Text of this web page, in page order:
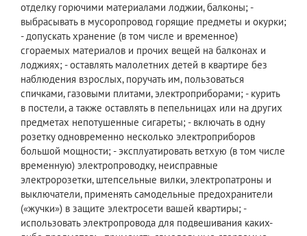
отделку горючими материалами лоджии, балконы; -
выбрасывать в мусоропровод горящие предметы и окурки;
- допускать хранение (в том числе и временное)
сгораемых материалов и прочих вещей на балконах и
лоджиях; - оставлять малолетних детей в квартире без
наблюдения взрослых, поручать им, пользоваться
спичками, газовыми плитами, электроприборами; - курить
в постели, а также оставлять в пепельницах или на других
предметах непотушенные сигареты; - включать в одну
розетку одновременно несколько электроприборов
большой мощности; - эксплуатировать ветхую (в том числе
временную) электропроводку, неисправные
электророзетки, штепсельные вилки, электропатроны и
выключатели, применять самодельные предохранители
(«жучки») в защите электросети вашей квартиры; -
использовать электропровода для подвешивания каких-